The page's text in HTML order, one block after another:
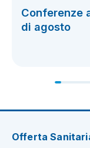
Conferenze
di agosto
Offerta